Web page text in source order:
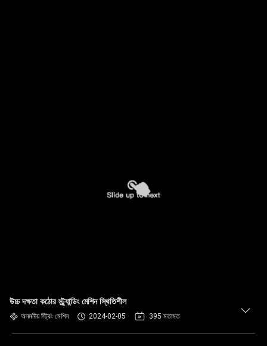
উচ্চ দক্ষতা কঠোর স্ট্র্যান্ডিং মেশিন স্থিতিশীল
অনমনীয় স্ট্রিং মেশিন 2024-02-05 395 মতামত